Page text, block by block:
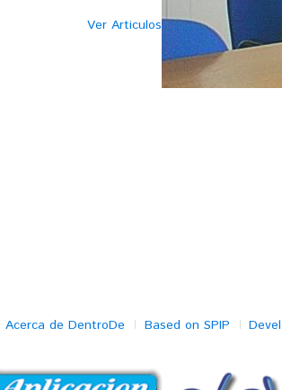
Ver Articulos
Acerca de DentroDe Based on SPIP